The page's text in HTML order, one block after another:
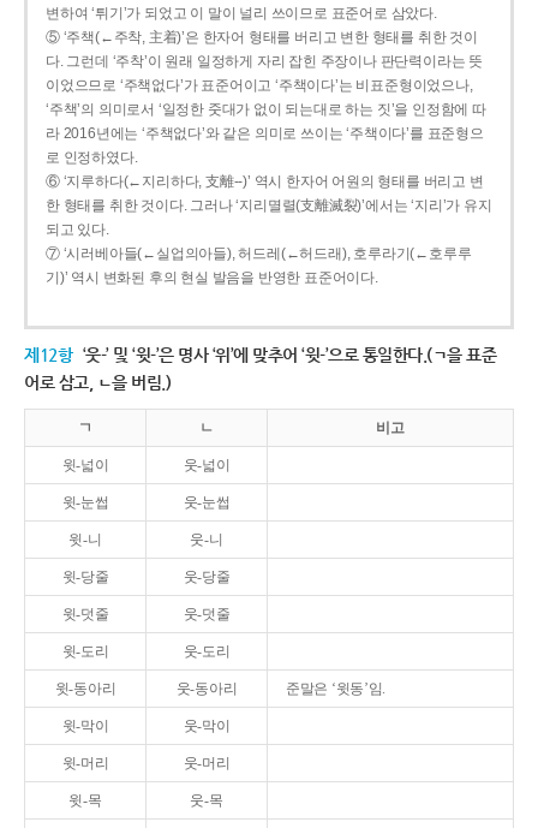
변하여 ‘튀기’가 되었고 이 말이 널리 쓰이므로 표준어로 삼았다.
⑤ ‘주책(←주착, 主着)’은 한자어 형태를 버리고 변한 형태를 취한 것이
다. 그런데 ‘주착’이 원래 일정하게 자리 잡힌 주장이나 판단력이라는 뜻
이었으므로 ‘주책없다’가 표준어이고 ‘주책이다’는 비표준형이었으나,
‘주책’의 의미로서 ‘일정한 줏대가 없이 되는대로 하는 짓’을 인정함에 따
라 2016년에는 ‘주책없다’와 같은 의미로 쓰이는 ‘주책이다’를 표준형으
로 인정하였다.
⑥ ‘지루하다(←지리하다, 支離--)’ 역시 한자어 어원의 형태를 버리고 변
한 형태를 취한 것이다. 그러나 ‘지리멸렬(支離滅裂)’에서는 ‘지리’가 유지
되고 있다.
⑦ ‘시러베아들(←실업의아들), 허드레(←허드래), 호루라기(←호루루
기)’ 역시 변화된 후의 현실 발음을 반영한 표준어이다.
제12항 ‘웃-’ 및 ‘윗-’은 명사 ‘위’에 맞추어 ‘윗-’으로 통일한다.(ㄱ을 표준
어로 삼고, ㄴ을 버림.)
ㄱ ㄴ 비고
윗-넓이 웃-넓이
윗-눈썹 웃-눈썹
윗-니 웃-니
윗-당줄 웃-당줄
윗-덧줄 웃-덧줄
윗-도리 웃-도리
윗-동아리 웃-동아리 준말은 ‘윗동’임.
윗-막이 웃-막이
윗-머리 웃-머리
윗-목 웃-목